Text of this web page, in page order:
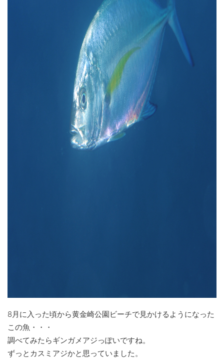
8月に入った頃から黄金崎公園ビーチで見かけるようになった
この魚・・・
調べてみたらギンガメアジっぽいですね。
ずっとカスミアジかと思っていました。